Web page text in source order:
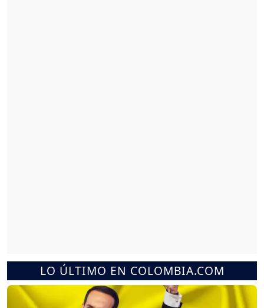
LO ÚLTIMO EN COLOMBIA.COM